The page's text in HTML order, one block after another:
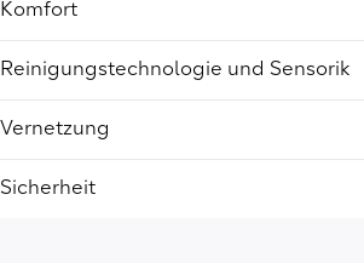
Komfort
Reinigungstechnologie und Sensorik
Vernetzung
Sicherheit